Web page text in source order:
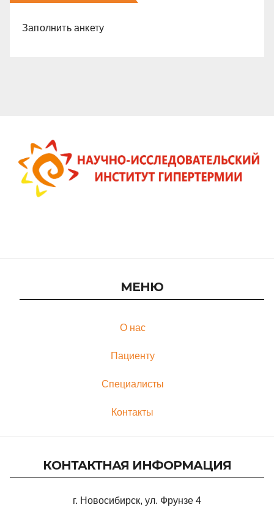
Заполнить анкету
МЕНЮ
О нас
Пациенту
Специалисты
Контакты
КОНТАКТНАЯ ИНФОРМАЦИЯ
г. Новосибирск, ул. Фрунзе 4